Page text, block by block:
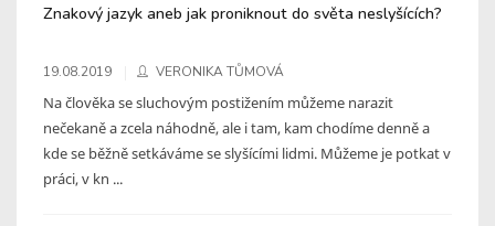
Znakový jazyk aneb jak proniknout do světa neslyšících?
19.08.2019 VERONIKA TŮMOVÁ
Na člověka se sluchovým postižením můžeme narazit
nečekaně a zcela náhodně, ale i tam, kam chodíme denně a
kde se běžně setkáváme se slyšícími lidmi. Můžeme je potkat v
práci, v kn ...